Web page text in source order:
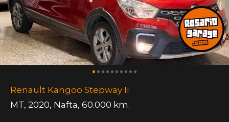
Renault Kangoo Stepway Ii
MT, 2020, Nafta, 60.000 km.